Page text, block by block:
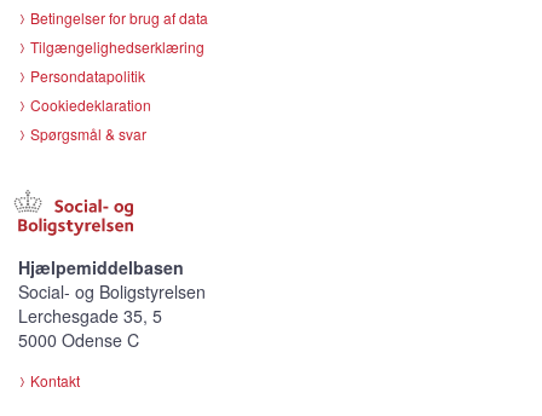
Betingelser for brug af data
Tilgængelighedserklæring
Persondatapolitik
Cookiedeklaration
Spørgsmål & svar
Hjælpemiddelbasen
Social- og Boligstyrelsen
Lerchesgade 35, 5
5000 Odense C
Kontakt